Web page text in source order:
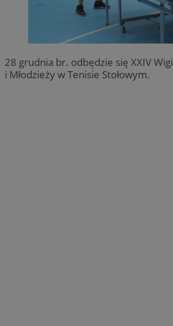
28 grudnia br. odbędzie się XXIV
i Młodzieży w Tenisie Stołowym.